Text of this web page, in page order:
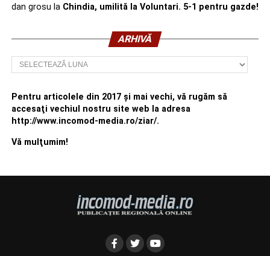
dan grosu la Chindia, umilită la Voluntari. 5-1 pentru gazde!
ARHIVĂ
Arhivă
Pentru articolele din 2017 şi mai vechi, vă rugăm să
accesaţi vechiul nostru site web la adresa
http://www.incomod-media.ro/ziar/.
Vă mulţumim!